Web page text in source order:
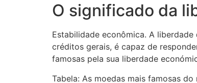
O significado da
Estabilidade econômica. A
créditos gerais, é capaz de
famosas pela sua liberdade
Tabela: As moedas mais famosas do